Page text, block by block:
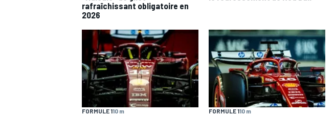
rafraîchissant obligatoire en
2026
FORMULE 110 m FORMULE 110 m